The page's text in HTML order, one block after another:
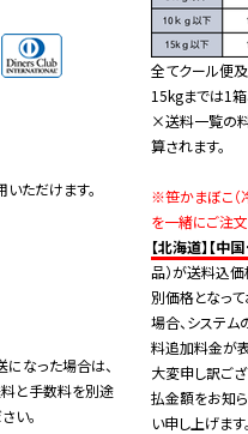
ただけます。
なった場合は、
と手数料を別途
い。
全てクール便
15kgまでは1
×送料一覧の料
算されます。
※笹かまぼこ（
を一緒にご注
【北海道】【中国
品）が送料込価
別価格となっ
場合、システム
料追加料金が
大変申し訳ご
払金額をお知
い申し上げます。